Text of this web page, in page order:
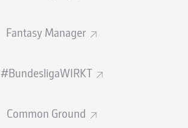
Fantasy Manager
#BundesligaWIRKT
Common Ground